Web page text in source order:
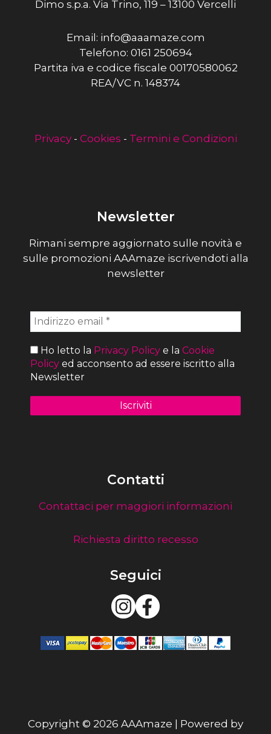
Dimo s.p.a. Via Trino, 119 – 13100 Vercelli
Email: info@aaamaze.com
Telefono: 0161 250694
Partita iva e codice fiscale 00170580062
REA/VC n. 148374
Privacy- Cookies - Termini e Condizioni
Newsletter
Rimani sempre aggiornato sulle novità e
sulle promozioni AAAmaze iscrivendoti alla
newsletter
Ho letto la Privacy Policy e la Cookie
Policy ed acconsento ad essere iscritto alla
Newsletter
Contatti
Contattaci per maggiori informazioni
Richiesta diritto recesso
Seguici
Copyright © 2026 AAAmaze | Powered by